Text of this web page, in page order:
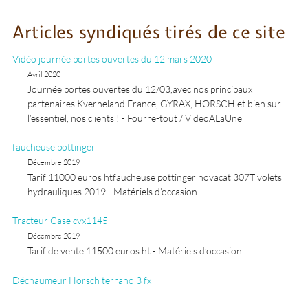
Articles syndiqués tirés de ce site
Vidéo journée portes ouvertes du 12 mars 2020
Avril 2020
Journée portes ouvertes du 12/03,avec nos principaux
partenaires Kverneland France, GYRAX, HORSCH et bien sur
l’essentiel, nos clients ! - Fourre-tout / VideoALaUne
faucheuse pottinger
Décembre 2019
Tarif 11000 euros htfaucheuse pottinger novacat 307T volets
hydrauliques 2019 - Matériels d’occasion
Tracteur Case cvx1145
Décembre 2019
Tarif de vente 11500 euros ht - Matériels d’occasion
Déchaumeur Horsch terrano 3 fx